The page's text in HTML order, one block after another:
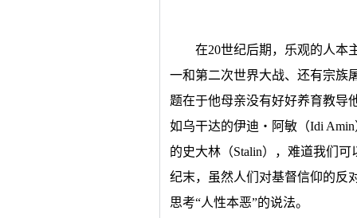
在20世纪后期，乐观的人本
一和第二次世界大战、还有宗族
题在于他母亲没有好好养育教导
如乌干达的伊迪‧阿敏（Idi Amin
的史大林（Stalin），难道我们
纪末，虽然人们对基督信仰的反
思考“人性本恶”的说法。